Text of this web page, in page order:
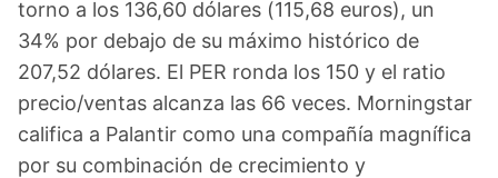
torno a los 136,60 dólares (115,68 euros), un
34% por debajo de su máximo histórico de
207,52 dólares. El PER ronda los 150 y el ratio
precio/ventas alcanza las 66 veces. Morningstar
califica a Palantir como una compañía magnífica
por su combinación de crecimiento y